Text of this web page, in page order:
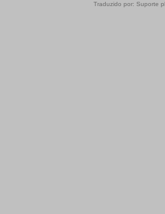
Traduzido por: Suporte